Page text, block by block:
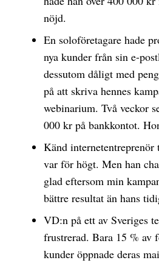
nöjd.
En soloföretagare hade
nya kunder från sin e-
dessutom dåligt med
på att skriva hennes
webinarium. Två veckor
000 kr på bankkontot.
Känd
var för högt. Men han
glad eftersom min
bättre resultat än hans
VD:n på ett av Sveriges
frustrerad. Bara 15 % av
kunder öppnade deras